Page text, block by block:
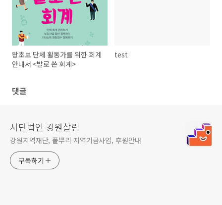
왕초보 단체 활동가를 위한 회계
안내서 <발로 쓴 회계>
test
댓글
사단법인 강원살림
강원지역재단, 풀뿌리 지역기금사업, 후원안내
구독하기